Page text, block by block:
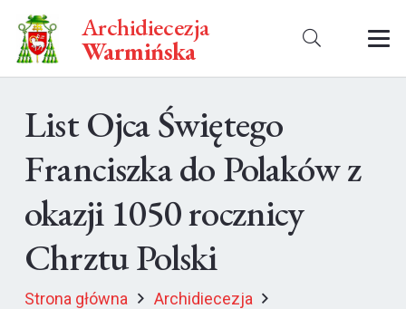
Archidiecezja
Warmińska
List Ojca Świętego
Franciszka do Polaków z
okazji 1050 rocznicy
Chrztu Polski
Strona główna
Archidiecezja